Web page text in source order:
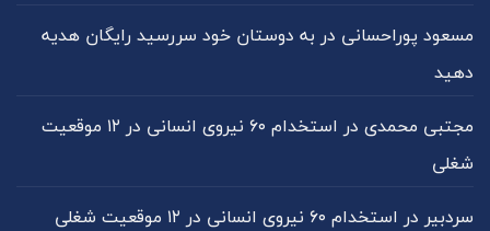
مسعود پوراحسانی در به دوستان خود سررسید رایگان هدیه
دهید
مجتبی محمدی در
استخدام ۶۰ نیروی انسانی در ۱۲ موقعیت
شغلی
سردبیر در استخدام ۶۰ نیروی انسانی در ۱۲ موقعیت شغلی